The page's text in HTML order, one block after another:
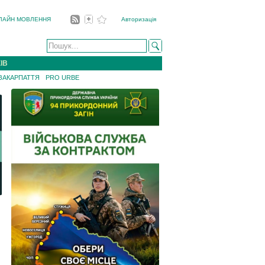
МОВЛЕННЯ
Авторизація
PRO URBE